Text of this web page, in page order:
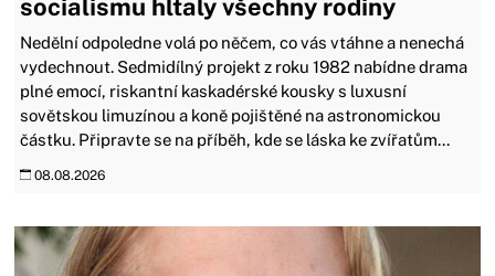
socialismu hltaly všechny rodiny
Nedělní odpoledne volá po něčem, co vás vtáhne a nenechá
vydechnout. Sedmidílný projekt z roku 1982 nabídne drama
plné emocí, riskantní kaskadérské kousky s luxusní
sovětskou limuzínou a koně pojištěné na astronomickou
částku. Připravte se na příběh, kde se láska ke zvířatům...
08.08.2026